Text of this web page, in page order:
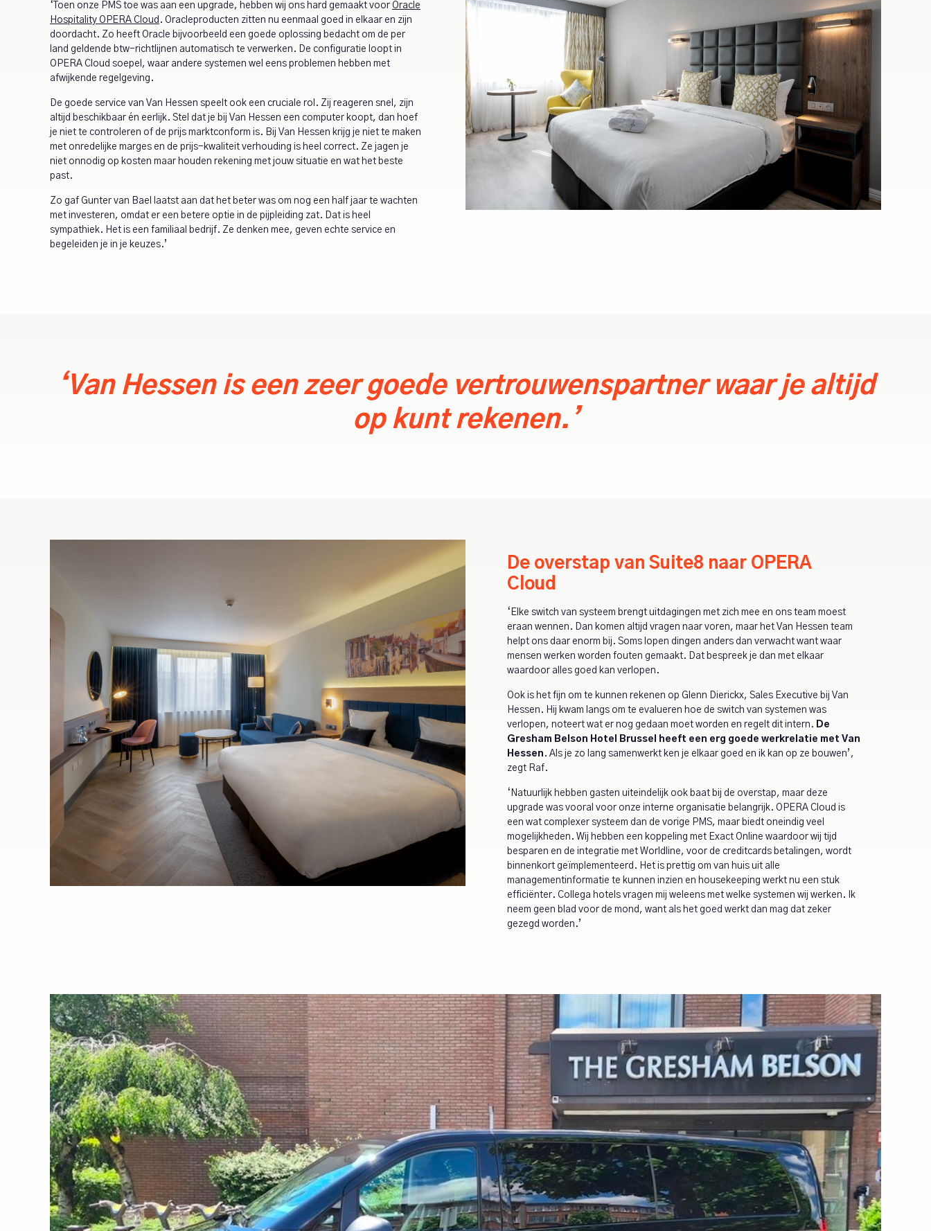
‘Toen onze PMS toe was aan een upgrade, hebben wij ons hard gemaakt voor Oracle
Hospitality OPERA Cloud . Oracleproducten zitten nu eenmaal goed in elkaar en zijn
doordacht. Zo heeft Oracle bijvoorbeeld een goede oplossing bedacht om de per
land geldende btw-richtlijnen automatisch te verwerken. De configuratie loopt in
OPERA Cloud soepel, waar andere systemen wel eens problemen hebben met
afwijkende regelgeving.
De goede service van Van Hessen speelt ook een cruciale rol. Zij reageren snel, zijn
altijd beschikbaar én eerlijk. Stel dat je bij Van Hessen een computer koopt, dan hoef
je niet te controleren of de prijs marktconform is. Bij Van Hessen krijg je niet te maken
met onredelijke marges en de prijs-kwaliteit verhouding is heel correct. Ze jagen je
niet onnodig op kosten maar houden rekening met jouw situatie en wat het beste
past.
Zo gaf Gunter van Bael laatst aan dat het beter was om nog een half jaar te wachten
met investeren, omdat er een betere optie in de pijpleiding zat. Dat is heel
sympathiek. Het is een familiaal bedrijf. Ze denken mee, geven echte service en
begeleiden je in je keuzes.’
‘Van Hessen is een zeer goede vertrouwenspartner waar je altijd
op kunt rekenen.’
De overstap van Suite8 naar OPERA
Cloud
‘Elke switch van systeem brengt uitdagingen met zich mee en ons team moest
eraan wennen. Dan komen altijd vragen naar voren, maar het Van Hessen team
helpt ons daar enorm bij. Soms lopen dingen anders dan verwacht want waar
mensen werken worden fouten gemaakt. Dat bespreek je dan met elkaar
waardoor alles goed kan verlopen.
Ook is het fijn om te kunnen rekenen op Glenn Dierickx, Sales Executive bij Van
Hessen. Hij kwam langs om te evalueren hoe de switch van systemen was
verlopen, noteert wat er nog gedaan moet worden en regelt dit intern. De
Gresham Belson Hotel Brussel heeft een erg goede werkrelatie met Van
Hessen . Als je zo lang samenwerkt ken je elkaar goed en ik kan op ze bouwen’,
zegt Raf.
‘Natuurlijk hebben gasten uiteindelijk ook baat bij de overstap, maar deze
upgrade was vooral voor onze interne organisatie belangrijk. OPERA Cloud is
een wat complexer systeem dan de vorige PMS, maar biedt oneindig veel
mogelijkheden. Wij hebben een koppeling met Exact Online waardoor wij tijd
besparen en de integratie met Worldline, voor de creditcards betalingen, wordt
binnenkort geïmplementeerd. Het is prettig om van huis uit alle
managementinformatie te kunnen inzien en housekeeping werkt nu een stuk
efficiënter. Collega hotels vragen mij weleens met welke systemen wij werken. Ik
neem geen blad voor de mond, want als het goed werkt dan mag dat zeker
gezegd worden.’